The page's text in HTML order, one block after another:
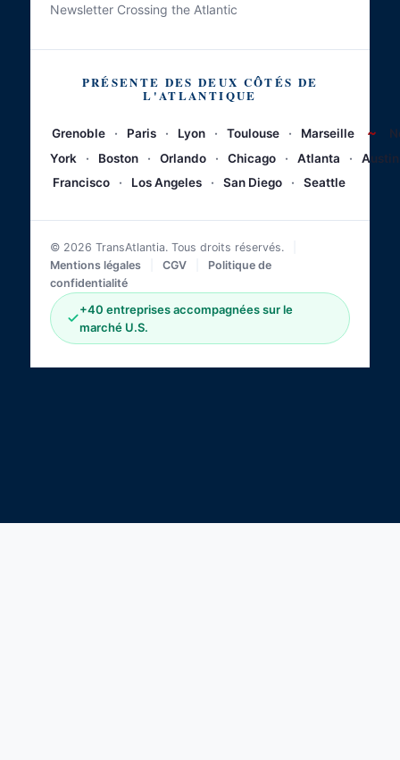
Newsletter Crossing the Atlantic
PRÉSENTE DES DEUX CÔTÉS DE
L'ATLANTIQUE
Grenoble · Paris · Lyon · Toulouse · Marseille ~
York
· Boston · Orlando · Chicago · Atlanta ·
Austin
Francisco
· Los Angeles · San Diego · Seattle
© 2026 TransAtlantia. Tous droits réservés.
Mentions légales
CGV
Politique de
confidentialité
+40 entreprises accompagnées sur le
marché U.S.